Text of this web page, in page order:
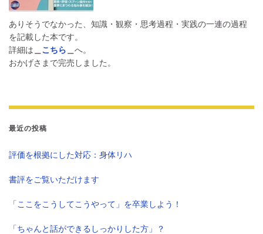
ありそうでなかった、知識・観察・思考過程・実践の一連の過程
を記載した本です。
詳細は
こちら
へ。
おかげさまで完売しました。
最近の投稿
評価を根拠にした対応：身体リハ
書評をご覧いただけます
「ここをこうしてこうやって」を卒業しよう！
「ちゃんと話ができるしっかりした方」？